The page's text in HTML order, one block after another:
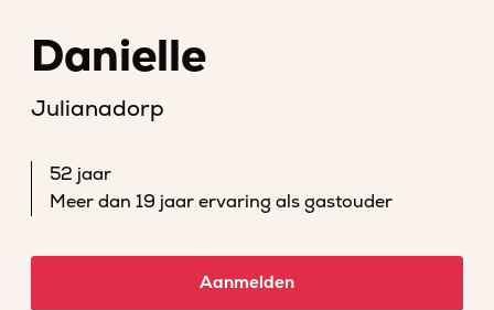
Danielle
Julianadorp
52 jaar
Meer dan 19 jaar ervaring als gastouder
Aanmelden